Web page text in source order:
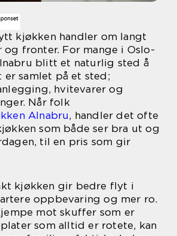
kjøkken handler om langt
og fronter. For mange i Oslo-
blitt et naturlig sted å
samlet på et sted;
hvitevarer og
Når folk
Alnabru, handler det ofte
som både ser bra ut og
til en pris som gir
kjøkken gir bedre flyt i
oppbevaring og mer ro.
mot skuffer som er
som alltid er rotete, kan